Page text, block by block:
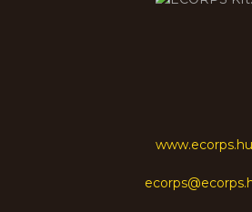
www.ecorps.hu